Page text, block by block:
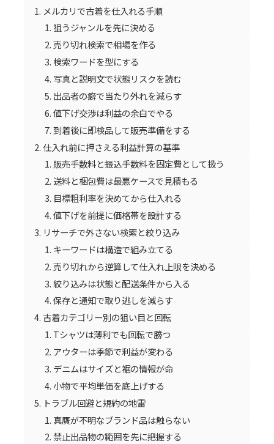
メルカリで古着を仕入れる手順
狙うジャンルを先に決める
売り切れ検索で相場を作る
検索ワードを型にする
写真と説明文で状態リスクを読む
出品者の癖で当たり外れを減らす
値下げ交渉は利益の余白でやる
到着後に即検品して販売準備をする
仕入れ前に押さえる利益計算の基準
販売手数料と振込手数料を固定費として扱う
送料と梱包費は最悪ケースで見積もる
目標粗利率を決めてから仕入れる
値下げを前提に価格帯を設計する
リサーチで外さない検索と絞り込み
キーワードは構造で組み立てる
売り切れから逆算して仕入れ上限を決める
絞り込みは状態と配送条件から入る
保存と通知で取り逃しを減らす
古着カテゴリー別の狙い目と回転
Tシャツは薄利でも回転で勝つ
アウターは季節で利益が変わる
デニムはサイズと裾の情報が命
小物で平均単価を底上げする
トラブル回避と規約の地雷
真贋が不明なブランド品は触らない
禁止出品物の範囲を先に把握する